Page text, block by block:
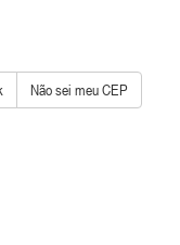
Não sei meu CEP